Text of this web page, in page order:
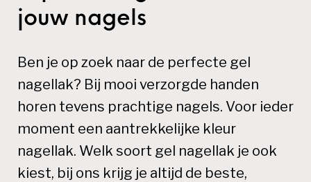
jouw nagels
Ben je op zoek naar de perfecte gel
nagellak? Bij mooi verzorgde handen
horen tevens prachtige nagels. Voor ieder
moment een aantrekkelijke kleur
nagellak. Welk soort gel nagellak je ook
kiest, bij ons krijg je altijd de beste,